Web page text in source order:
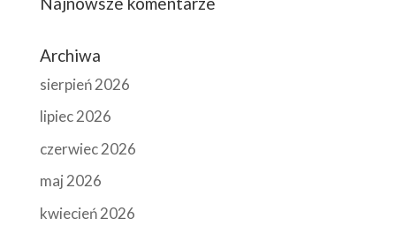
Archiwa
sierpień 2026
lipiec 2026
czerwiec 2026
maj 2026
kwiecień 2026